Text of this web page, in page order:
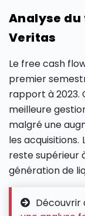
Analyse du
Veritas
Le free cash
premier
rapport à 2023.
meilleure
malgré une
les acquisitions.
reste supérieur
génération de
Découvrir